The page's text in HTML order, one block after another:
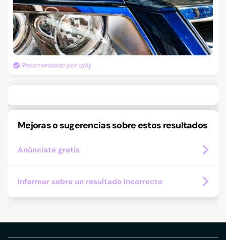
Recomendado por qdq
Mejoras o sugerencias sobre estos resultados
Anúnciate gratis
Informar sobre un resultado incorrecto